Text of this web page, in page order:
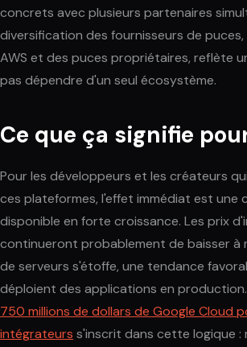
concrets avec plusieurs partenaires
diversification des fournisseurs de puces,
AWS et des puces propriétaires, reflète
pas dépendre d'un seul écosystème.
Ce que ça signifie
Pour les développeurs et les créateurs
ces plateformes, l'effet immédiat est une
disponible en forte croissance. Les prix
continueront probablement de baisser à
de serveurs s'étoffe, une tendance
déploient des applications en production.
750 millions de dollars de Google Cloud
intégrateurs s'inscrit dans cette logique :